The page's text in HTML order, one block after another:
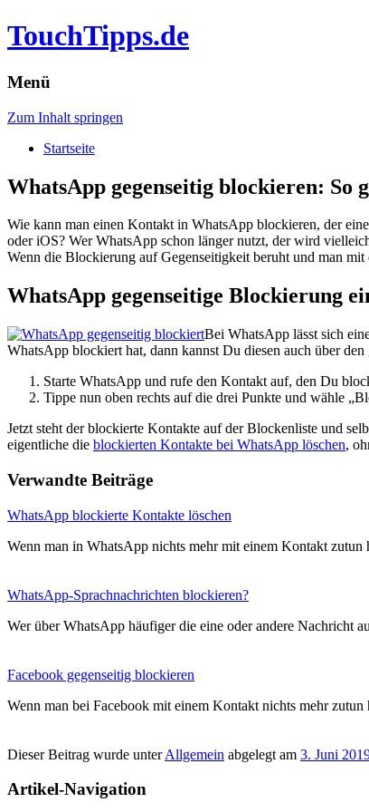
TouchTipps.de
Menü
Zum Inhalt springen
Startseite
WhatsApp gegenseitig blockieren: So
Wie kann man einen Kontakt in WhatsApp blockieren, der
oder iOS? Wer WhatsApp schon länger nutzt, der wird
Wenn die Blockierung auf Gegenseitigkeit beruht und man
WhatsApp gegenseitige Blockierung
Bei WhatsApp lässt sich
WhatsApp blockiert hat, dann kannst Du diesen auch über
Starte WhatsApp und rufe den Kontakt auf, den Du
Tippe nun oben rechts auf die drei Punkte und wähle
Jetzt steht der blockierte Kontakte auf der Blockenliste und
eigentliche die blockierten Kontakte bei WhatsApp löschen,
Verwandte Beiträge
WhatsApp blockierte Kontakte löschen
Wenn man in WhatsApp nichts mehr mit einem Kontakt
WhatsApp-Sprachnachrichten blockieren?
Wer über WhatsApp häufiger die eine oder andere Nachricht
Facebook gegenseitig blockieren
Wenn man bei Facebook mit einem Kontakt nichts mehr
Dieser Beitrag wurde unterAllgemein abgelegt am 3. Juni
Artikel-Navigation